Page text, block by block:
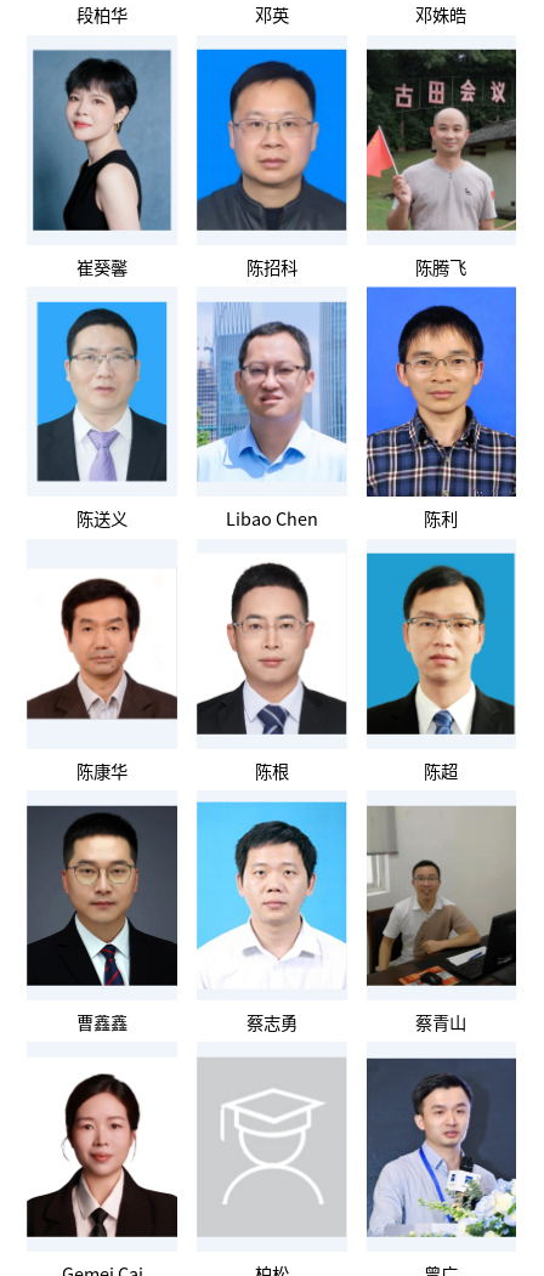
段柏华 邓英 邓姝皓
崔葵馨 陈招科 陈腾飞
陈送义 Libao Chen 陈利
陈康华 陈根 陈超
曹鑫鑫 蔡志勇 蔡青山